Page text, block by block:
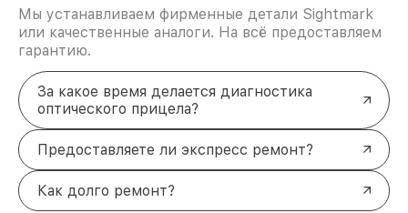
Мы устанавливаем фирменные детали Sightmark
или качественные аналоги. На всё предоставляем
гарантию.
За какое время делается диагностика
оптического прицела?
Предоставляете ли экспресс ремонт?
Как долго ремонт?